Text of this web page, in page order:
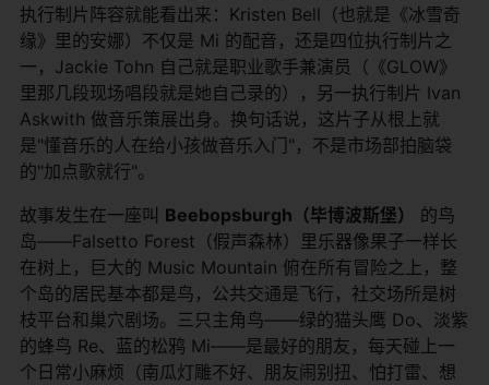
执行制片阵容就能看出来：Kristen Bell（也就是《冰雪奇
缘》里的安娜）不仅是 Mi 的配音，还是四位执行制片之
一，Jackie Tohn 自己就是职业歌手兼演员（《GLOW》
里那几段现场唱段就是她自己录的），另一执行制片 Ivan
Askwith 做音乐策展出身。换句话说，这片子从根上就
是"懂音乐的人在给小孩做音乐入门"，不是市场部拍脑袋
的"加点歌就行"。
故事发生在一座叫 Beebopsburgh（毕博波斯堡）
​ 的鸟
岛——Falsetto Forest（假声森林）里乐器像果子一样长
在树上，巨大的 Music Mountain 俯在所有冒险之上，整
个岛的居民基本都是鸟，公共交通是飞行，社交场所是树
枝平台和巢穴剧场。三只主角鸟——绿的猫头鹰 Do、淡紫
的蜂鸟 Re、蓝的松鸦 Mi——是最好的朋友，每天碰上一
个日常小麻烦（南瓜灯雕不好、朋友闹别扭、怕打雷、想